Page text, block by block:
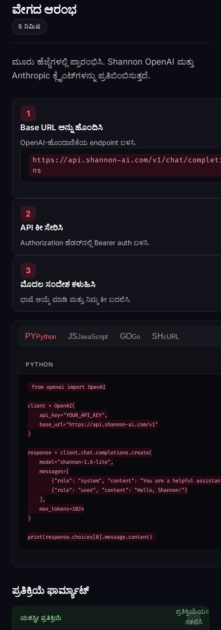
ವೇಗದ ಆರಂಭ
5 ನಿಮಿಷ
ಮೂರು ಹೆಜ್ಜೆಗಳಲ್ಲಿ ಪ್ರಾರಂಭಿಸಿ. Shannon OpenAI ಮತ್ತು
Anthropic ಕ್ಲೈಂಟ್‌ಗಳನ್ನು ಪ್ರತಿಬಿಂಬಿಸುತ್ತದೆ.
1
Base URL ಅನ್ನು ಹೊಂದಿಸಿ
OpenAI-ಹೊಂದಾಣಿಕೆಯ endpoint ಬಳಸಿ.
https://api.shannon-ai.com/v1/chat/
ns
2
API ಕೀ ಸೇರಿಸಿ
Authorization ಹೆಡರ್‌ನಲ್ಲಿ Bearer auth ಬಳಸಿ.
3
ಮೊದಲ ಸಂದೇಶ ಕಳುಹಿಸಿ
ಭಾಷೆ ಆಯ್ಕೆ ಮಾಡಿ ಮತ್ತು ನಿಮ್ಮ ಕೀ ಬದಲಿಸಿ.
PYPython JSJavaScript GOGo SH cURL
PYTHON
from openai import OpenAI
client = OpenAI(
    api_key="YOUR_API_KEY",
    base_url="https://api.shannon-ai.com/v1"
)
response = client.chat.completions.create(
    model="shannon-1.6-lite",
    messages=[
{"role": "system", "content": "You are a helpful
        {"role": "user", "content": "Hello, Shannon!"}
    ],
    max_tokens=1024
)
print(response.choices[0].message.content)
ಪ್ರತಿಕ್ರಿಯೆ ಫಾರ್ಮ್ಯಾಟ್
ಯಶಸ್ವೀ ಪ್ರತಿಕ್ರಿಯೆ
ಪ್ರತಿಕ್ರಿಯೆಯನ್ನು
ನಕಲಿಸಿ